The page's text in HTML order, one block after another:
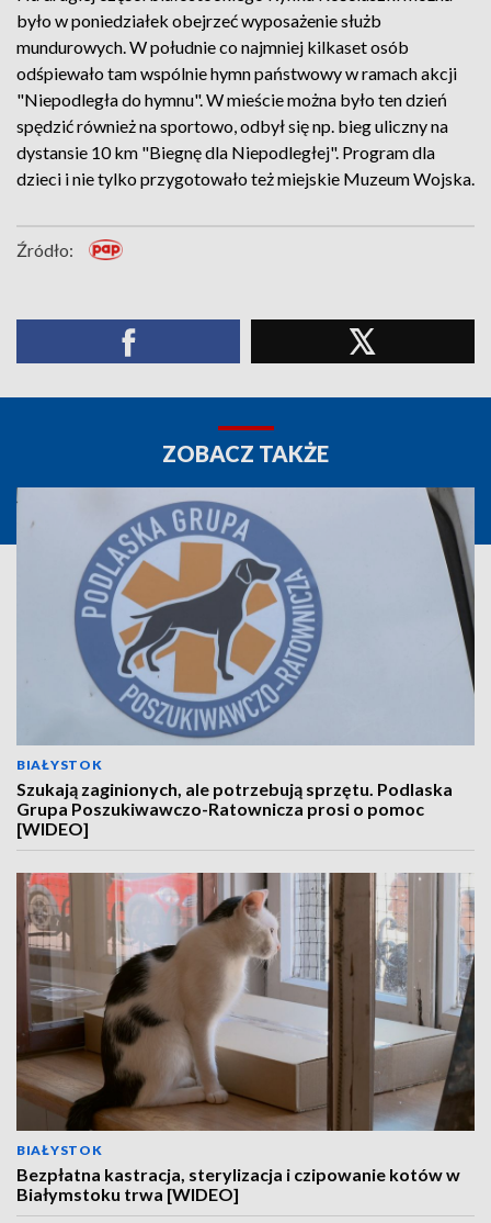
było w poniedziałek obejrzeć wyposażenie służb
mundurowych. W południe co najmniej kilkaset osób
odśpiewało tam wspólnie hymn państwowy w ramach akcji
"Niepodległa do hymnu". W mieście można było ten dzień
spędzić również na sportowo, odbył się np. bieg uliczny na
dystansie 10 km "Biegnę dla Niepodległej". Program dla
dzieci i nie tylko przygotowało też miejskie Muzeum Wojska.
Źródło:
ZOBACZ TAKŻE
BIAŁYSTOK
Szukają zaginionych, ale potrzebują sprzętu. Podlaska
Grupa Poszukiwawczo-Ratownicza prosi o pomoc
[WIDEO]
BIAŁYSTOK
Bezpłatna kastracja, sterylizacja i czipowanie kotów w
Białymstoku trwa [WIDEO]